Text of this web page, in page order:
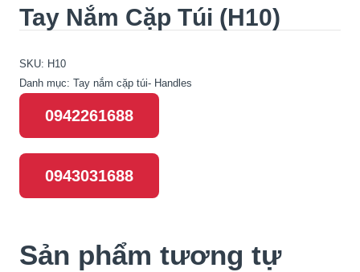
Tay Nắm Cặp Túi (H10)
SKU: H10
Danh mục: Tay nắm cặp túi- Handles
0942261688
0943031688
Sản phẩm tương tự